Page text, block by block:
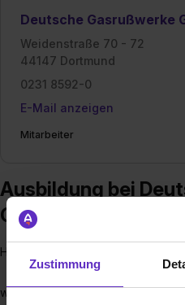
Zustimmung
Deutsche Gasrußwerke
Weidenstraße 70 - 72
44147 Dortmund
0231 8592-0
E-Mail anzeigen
Mitarbeiter
Ausbildung bei
Gasrußwerke GmbH
Hallo liebe
wir sind ein führendes